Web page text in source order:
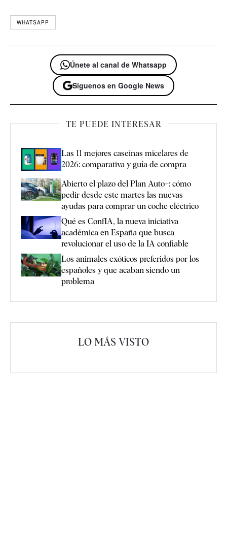
WHATSAPP
Únete al canal de Whatsapp
Síguenos en Google News
TE PUEDE INTERESAR
Las 11 mejores caseínas micelares de
2026: comparativa y guía de compra
Abierto el plazo del Plan Auto+: cómo
pedir desde este martes las nuevas
ayudas para comprar un coche eléctrico
Qué es ConfIA, la nueva iniciativa
académica en España que busca
revolucionar el uso de la IA confiable
Los animales exóticos preferidos por los
españoles y que acaban siendo un
problema
LO MÁS VISTO